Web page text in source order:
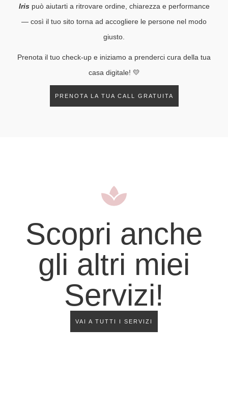
Irispuò aiutarti a ritrovare ordine, chiarezza e performance
— così il tuo sito torna ad accogliere le persone nel modo
giusto.
Prenota il tuo check-up e iniziamo a prenderci cura della tua
casa digitale! 💛
PRENOTA LA TUA CALL GRATUITA
Scopri anche
gli altri miei
Servizi!
VAI A TUTTI I SERVIZI